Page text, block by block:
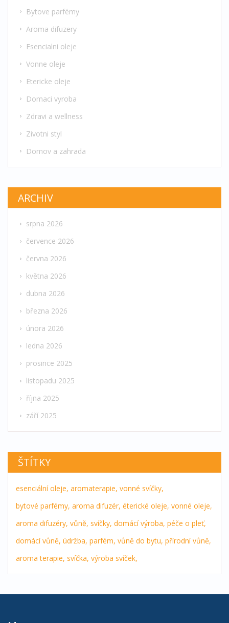
Bytove parfémy
Aroma difuzery
Esencialni oleje
Vonne oleje
Etericke oleje
Domaci vyroba
Zdravi a wellness
Zivotni styl
Domov a zahrada
ARCHIV
srpna 2026
července 2026
června 2026
května 2026
dubna 2026
března 2026
února 2026
ledna 2026
prosince 2025
listopadu 2025
října 2025
září 2025
ŠTÍTKY
esenciální oleje, aromaterapie, vonné svíčky,
bytové parfémy, aroma difuzér, éterické oleje, vonné oleje,
aroma difuzéry, vůně, svíčky, domácí výroba, péče o pleť,
domácí vůně, údržba, parfém, vůně do bytu, přírodní vůně,
aroma terapie, svíčka, výroba svíček,